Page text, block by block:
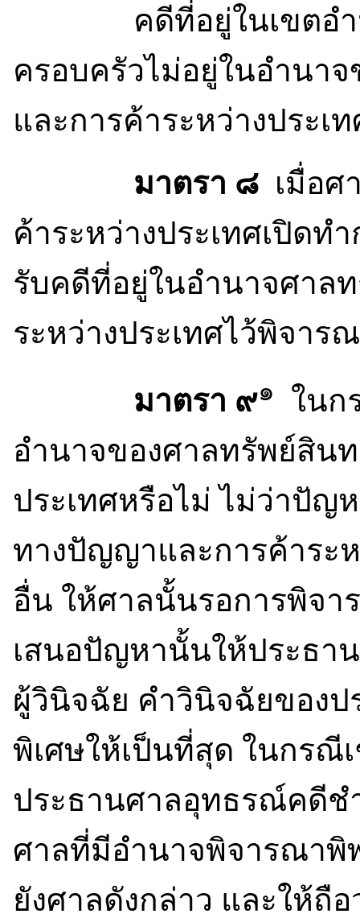
คดีที่อยู่ในเขตอำนา
ครอบครัวไม่อยู่ในอำนา
และการค้าระหว่างประเ
มาตรา ๘ เมื่อ
ค้าระหว่างประเทศเปิด
รับคดีที่อยู่ในอำนาจศาล
ระหว่างประเทศไว้พิจาร
มาตรา ๙๑
ในก
อำนาจของศาลทรัพย์สิน
ประเทศหรือไม่ ไม่ว่าปัญ
ทางปัญญาและการค้าระ
อื่น ให้ศาลนั้นรอการพิจ
เสนอปัญหานั้นให้ประธ
ผู้วินิจฉัย คำวินิจฉัยของ
พิเศษให้เป็นที่สุด ในกรณี
ประธานศาลอุทธรณ์คดีช
ศาลที่มีอำนาจพิจารณาพิ
ยังศาลดังกล่าว และให้ถื